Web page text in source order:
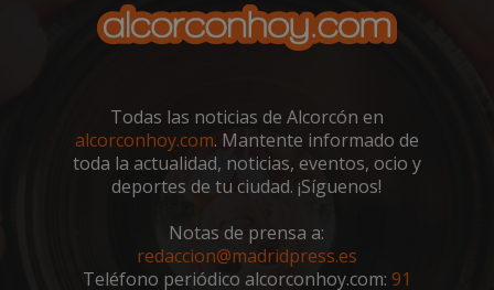
Todas las noticias de Alcorcón en
alcorconhoy.com. Mantente informado de
toda la actualidad, noticias, eventos, ocio y
deportes de tu ciudad. ¡Síguenos!
Notas de prensa a:
redaccion@madridpress.es
Teléfono periódico alcorconhoy.com: 91
sp_landing
Spotify Inc.